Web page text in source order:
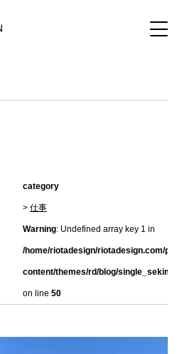
category
> 仕事
Warning: Undefined array key 1 in
/home/riotadesign/riotadesign.com/
content/themes/rd/blog/
on line 50